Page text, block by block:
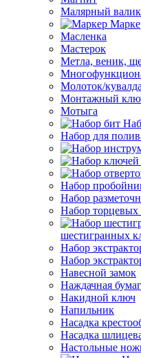
Малярный валик
Масленка
Мастерок
Метла, веник,
Молоток/кувалда
Монтажный
Мотыга
Набор для
Набор
Набор
Набор торцевых
шестигранных
Набор
Набор
Навесной замок
Наждачная
Накидной ключ
Напильник
Насадка
Насадка
Настольные